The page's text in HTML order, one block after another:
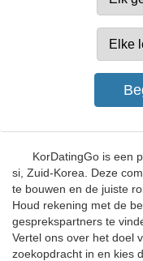
KorDatingGo is een
si, Zuid-Korea. Deze
te bouwen en de juiste
Houd rekening met de
gesprekspartners te
Vertel ons over het doel
zoekopdracht in en kies